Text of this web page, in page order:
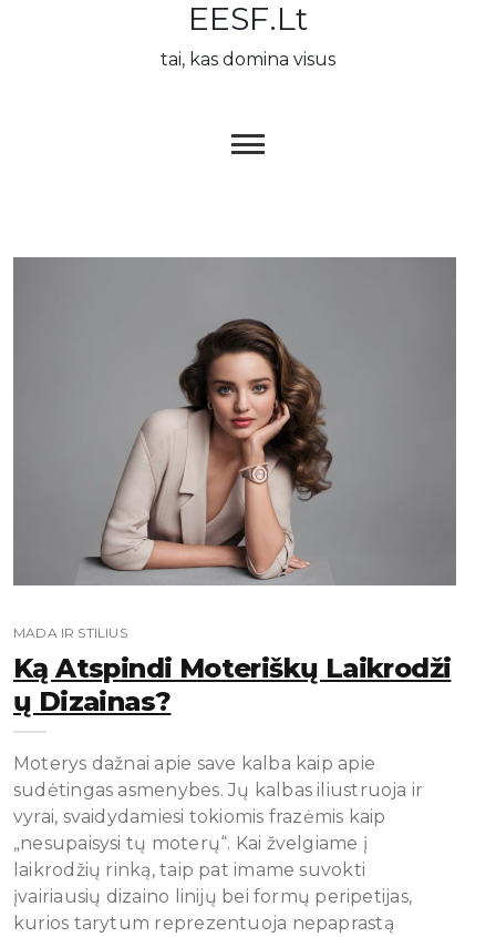
EESF.lt
tai, kas domina visus
MADA IR STILIUS
Ką Atspindi Moteriškų Laikrodži
Ų Dizainas?
Moterys dažnai apie save kalba kaip apie
sudėtingas asmenybes. Jų kalbas iliustruoja ir
vyrai, svaidydamiesi tokiomis frazėmis kaip
„nesupaisysi tų moterų“. Kai žvelgiame į
laikrodžių rinką, taip pat imame suvokti
įvairiausių dizaino linijų bei formų peripetijas,
kurios tarytum reprezentuoja nepaprastą